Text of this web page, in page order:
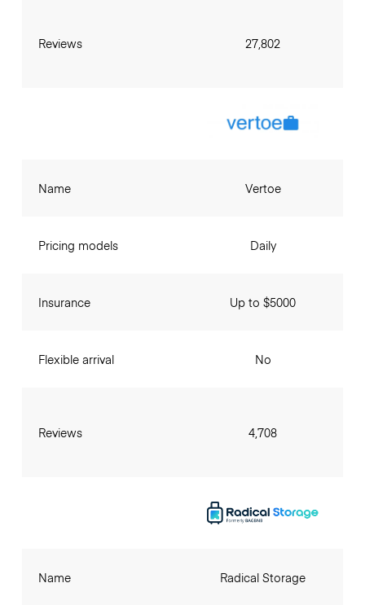
Reviews 27,802
Name
Pricing models
Insurance
Flexible arrival
Reviews
Vertoe
Daily
Up to $5000
No
4,708
Name Radical Storage